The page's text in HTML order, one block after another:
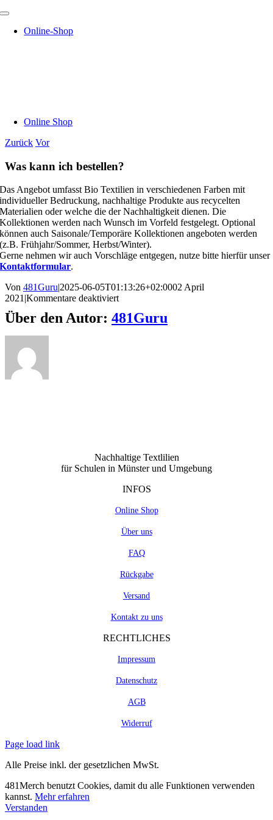
Zum
springen
Toggle
NavigationOnline-Shop
Online Shop
Zurück Vor
Was kann ich bestellen?
Das Angebot umfasst Bio Textilien in verschiedenen Farben mit
individueller Bedruckung, nachhaltige Produkte aus recycelten
Materialien oder welche die der Nachhaltigkeit dienen. Die
Kollektionen werden nach Wunsch im Vorfeld festgelegt. Optional
können auch Saisonale/Temporäre Kollektionen angeboten werden
(z.B. Frühjahr/Sommer, Herbst/Winter).
Gerne nehmen wir auch Vorschläge entgegen, nutze bitte hierfür unser
Kontaktformular.
Von 481Guru|2025-06-05T01:13:26+02:0002 April
2021|Kommentare deaktiviertfür
kann
Über den Autor: 481Guru
Nachhaltige Textlilien
für Schulen in Münster und Umgebung
INFOS
Online Shop
Über uns
FAQ
Rückgabe
Versand
Kontakt zu uns
RECHTLICHES
Impressum
Datenschutz
AGB
Widerruf
Page load link
Alle Preise inkl. der gesetzlichen MwSt.
481Merch benutzt Cookies, damit du alle Funktionen verwenden
kannst. Mehr erfahren
Verstanden